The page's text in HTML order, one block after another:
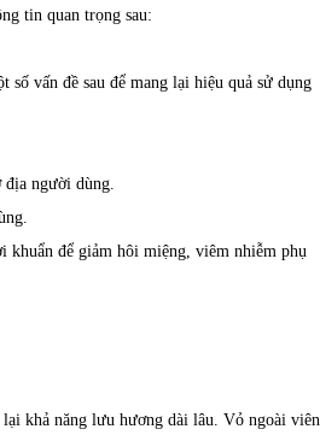
tin quan trọng sau:
vấn đề sau để mang lại hiệu quả sử dụng
người dùng.
khuẩn để giảm hôi miệng, viêm nhiễm phụ
khả năng lưu hương dài lâu. Vỏ ngoài viên